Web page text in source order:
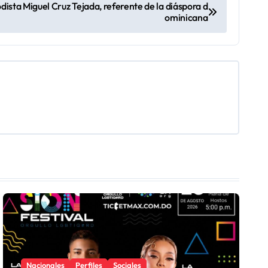
Miguel Cruz Tejada, referente de la diáspora d
ominicana
Nacionales Perfiles Sociales